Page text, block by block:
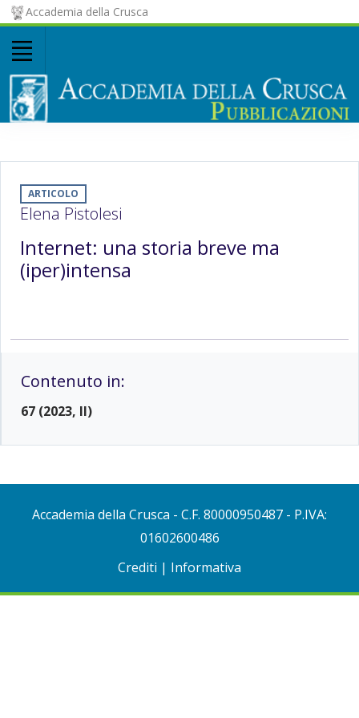
Accademia della Crusca
ARTICOLO
Elena Pistolesi
Internet: una storia breve ma
(iper)intensa
Contenuto in:
67 (2023, II)
Accademia della Crusca - C.F. 80000950487 - P.IVA:
01602600486
Crediti | Informativa